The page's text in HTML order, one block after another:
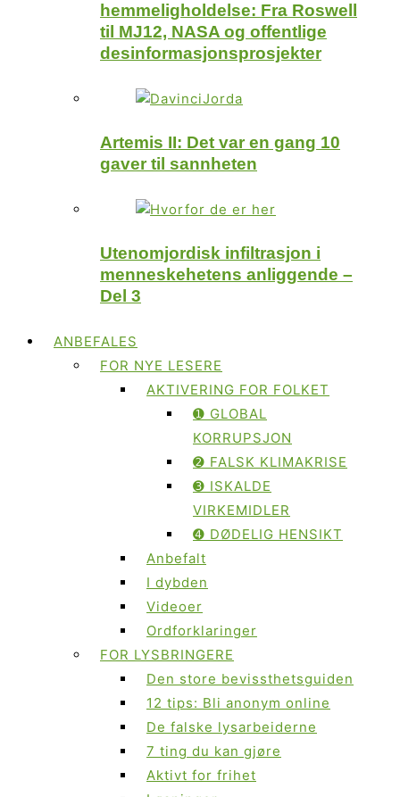
hemmeligholdelse: Fra Roswell
til MJ12, NASA og offentlige
desinformasjonsprosjekter
Artemis II: Det var en gang 10
gaver til sannheten
Utenomjordisk infiltrasjon i
menneskehetens anliggende –
Del 3
ANBEFALES
FOR NYE LESERE
AKTIVERING FOR FOLKET
➊ GLOBAL
KORRUPSJON
➋ FALSK KLIMAKRISE
➌ ISKALDE
VIRKEMIDLER
➍ DØDELIG HENSIKT
Anbefalt
I dybden
Videoer
Ordforklaringer
FOR LYSBRINGERE
Den store bevissthetsguiden
12 tips: Bli anonym online
De falske lysarbeiderne
7 ting du kan gjøre
Aktivt for frihet